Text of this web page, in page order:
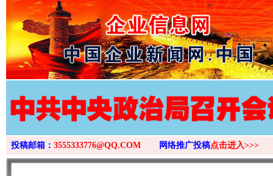
>
投稿邮箱： 3555333776@QQ.COM 网络推广投稿点击进入>>>